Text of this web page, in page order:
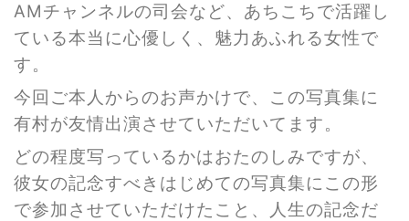
AMチャンネルの司会など、あちこちで活躍し
ている本当に心優しく、魅力あふれる女性で
す。
今回ご本人からのお声かけで、この写真集に
有村が友情出演させていただいてます。
どの程度写っているかはおたのしみですが、
彼女の記念すべきはじめての写真集にこの形
で参加させていただけたこと、人生の記念だ